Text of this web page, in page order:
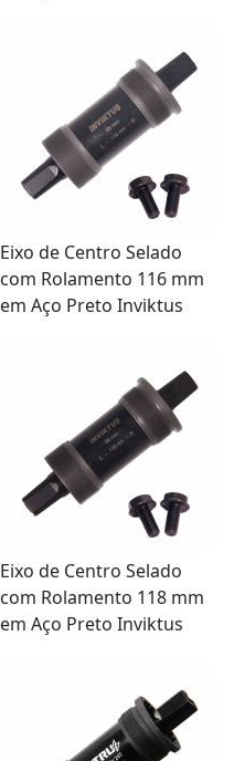
Eixo de Centro Selado
com Rolamento 116 mm
em Aço Preto Inviktus
Eixo de Centro Selado
com Rolamento 118 mm
em Aço Preto Inviktus